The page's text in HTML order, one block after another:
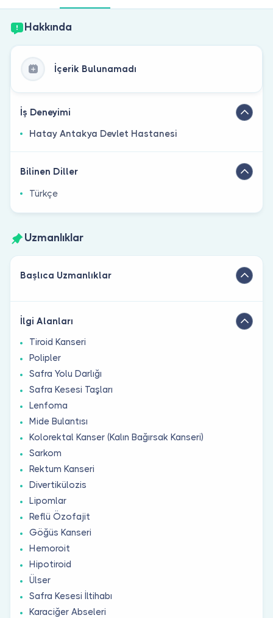
Hakkında
İçerik Bulunamadı
İş Deneyimi
Hatay Antakya Devlet Hastanesi
Bilinen Diller
Türkçe
Uzmanlıklar
Başlıca Uzmanlıklar
İlgi Alanları
Tiroid Kanseri
Polipler
Safra Yolu Darlığı
Safra Kesesi Taşları
Lenfoma
Mide Bulantısı
Kolorektal Kanser (Kalın Bağırsak Kanseri)
Sarkom
Rektum Kanseri
Divertikülozis
Lipomlar
Reflü Özofajit
Göğüs Kanseri
Hemoroit
Hipotiroid
Ülser
Safra Kesesi İltihabı
Karaciğer Abseleri